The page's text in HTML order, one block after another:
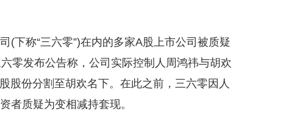
(下称“三六零”)在内的多家A股上市公司被质疑
零发布公告称，公司实际控制人周鸿祎与胡欢
股份分割至胡欢名下。在此之前，三六零因人
者质疑为变相减持套现。